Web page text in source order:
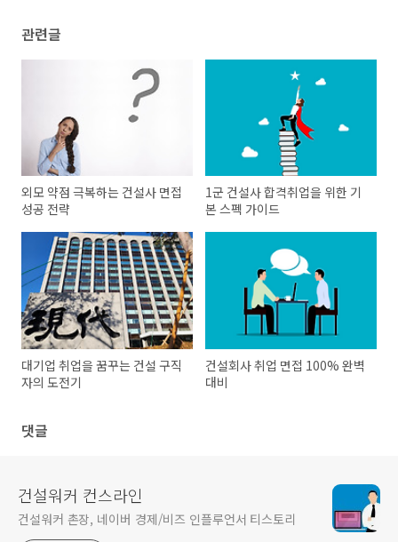
관련글
외모 약점 극복하는 건설사 면접
성공 전략
1군 건설사 합격취업을 위한 기
본 스펙 가이드
대기업 취업을 꿈꾸는 건설 구직
자의 도전기
건설회사 취업 면접 100% 완벽
대비
댓글
건설워커 컨스라인
건설워커 촌장, 네이버 경제/비즈 인플루언서 티스토리